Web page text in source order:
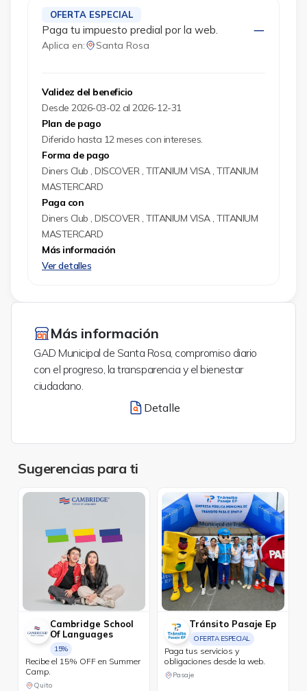
OFERTA ESPECIAL
Paga tu impuesto predial por la web.
Aplica en: Santa Rosa
Validez del beneficio
Desde 2026-03-02 al 2026-12-31
Plan de pago
Diferido hasta 12 meses con intereses.
Forma de pago
Diners Club , DISCOVER , TITANIUM VISA , TITANIUM
MASTERCARD
Paga con
Diners Club , DISCOVER , TITANIUM VISA , TITANIUM
MASTERCARD
Más información
Ver detalles
Más información
GAD Municipal de Santa Rosa, compromiso diario
con el progreso, la transparencia y el bienestar
ciudadano.
Detalle
Sugerencias para ti
Cambridge School
Of Languages
15%
Recibe el 15% OFF en Summer
Camp.
Quito
Tránsito Pasaje Ep
OFERTA ESPECIAL
Paga tus servicios y
obligaciones desde la web.
Pasaje